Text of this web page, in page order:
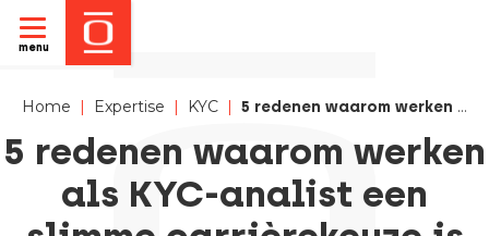
menu
Home | Expertise | KYC | 5 redenen waarom werken als KYC-analist een slimme carrièrekeuze is
5 redenen waarom werken
als KYC-analist een